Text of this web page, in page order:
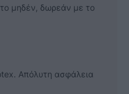
μηδέν, δωρεάν με το
Απόλυτη ασφάλεια